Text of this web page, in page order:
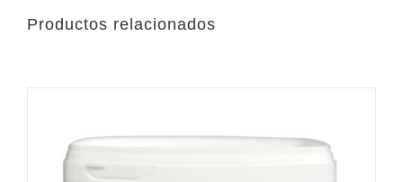
Productos relacionados